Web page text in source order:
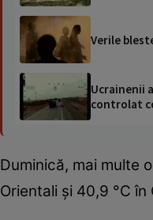
Verile
Ucrainenii
controlat
Duminică, mai multe
Orientali şi 40,9 °C în